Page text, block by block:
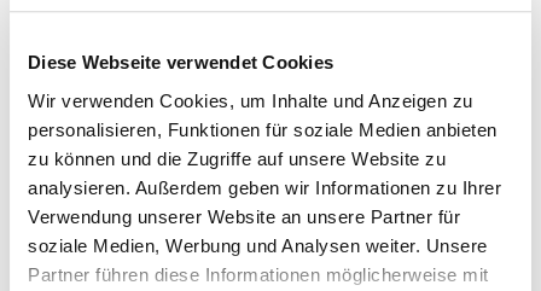
Diese Webseite verwendet Cookies
Wir verwenden Cookies, um Inhalte und Anzeigen zu
personalisieren, Funktionen für soziale Medien anbieten
zu können und die Zugriffe auf unsere Website zu
analysieren. Außerdem geben wir Informationen zu Ihrer
Verwendung unserer Website an unsere Partner für
soziale Medien, Werbung und Analysen weiter. Unsere
Partner führen diese Informationen möglicherweise mit
Melden Sie sich jetzt für unseren Newsletter an
Erhalten Sie aktuelle Informationen zu unseren
Sonderangeboten und zu neuen Produkten
Hier anmelden